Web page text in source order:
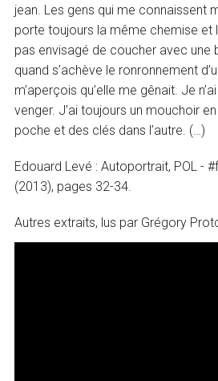
jean. Les gens qui me connaissent
porte toujours la même chemise et
pas envisagé de coucher avec une
quand s’achève le ronronnement
m’aperçois qu’elle me gênait. Je
venger. J’ai toujours un mouchoir
poche et des clés dans l’autre. (…)
Edouard Levé : Autoportrait, POL -
(2013), pages 32-34.
Autres extraits, lus par Grégory